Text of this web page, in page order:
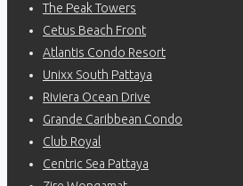
The Peak Towers
Cetus Beach Front
Atlantis Condo Resort
Unixx South Pattaya
Riviera Ocean Drive
Grande Caribbean Condo
Club Royal
Centric Sea Pattaya